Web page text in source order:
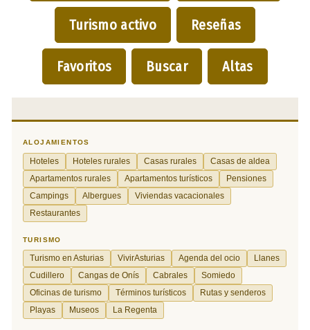
Turismo activo Reseñas
Favoritos Buscar Altas